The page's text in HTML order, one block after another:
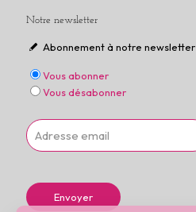
Notre newsletter
Abonnement à notre newsletter
Vous abonner
Vous désabonner